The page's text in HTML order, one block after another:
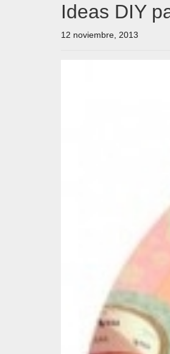
Ideas DIY
12 noviembre, 2013